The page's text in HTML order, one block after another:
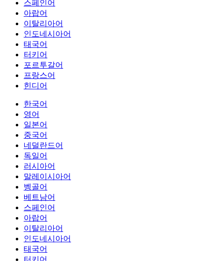
스페인어
아랍어
이탈리아어
인도네시아어
태국어
터키어
포르투갈어
프랑스어
힌디어
한국어
영어
일본어
중국어
네덜란드어
독일어
러시아어
말레이시아어
벵골어
베트남어
스페인어
아랍어
이탈리아어
인도네시아어
태국어
터키어